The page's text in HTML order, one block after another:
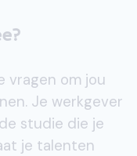
vragen om jou
Je werkgever
studie die je
je talenten